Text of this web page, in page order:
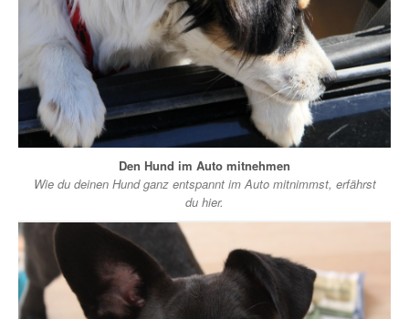
Den Hund im Auto mitnehmen
Wie du deinen Hund ganz entspannt im Auto mitnimmst, erfährst
du hier.